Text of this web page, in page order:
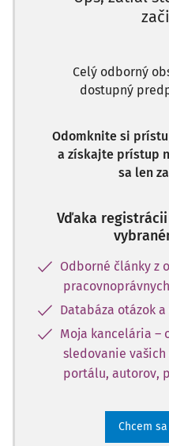
Celý odborný
dostupný
Odomknite si
a získajte prístup
sa len
Vďaka
Odborné články z
Databáza otázok
Moja kancelária –
sledovanie
portálu, autorov,
Chcem